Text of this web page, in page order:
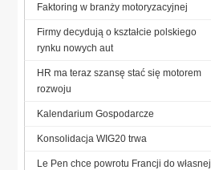
Faktoring w branży motoryzacyjnej
Firmy decydują o kształcie polskiego
rynku nowych aut
HR ma teraz szansę stać się motorem
rozwoju
Kalendarium Gospodarcze
Konsolidacja WIG20 trwa
Le Pen chce powrotu Francji do własnej